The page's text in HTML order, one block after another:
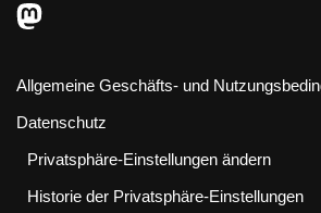
Allgemeine Geschäfts- und
Datenschutz
Privatsphäre-Einstellungen ändern
Historie der Privatsphäre-Einstellungen